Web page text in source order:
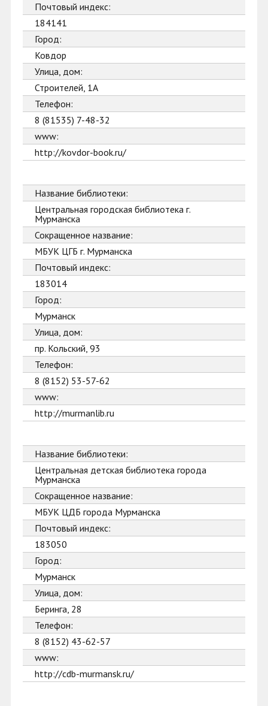
Почтовый индекс:
184141
Город:
Ковдор
Улица, дом:
Строителей, 1А
Телефон:
8 (81535) 7-48-32
www:
http://kovdor-book.ru/
Название библиотеки:
Центральная городская библиотека г.
Мурманска
Сокращенное название:
МБУК ЦГБ г. Мурманска
Почтовый индекс:
183014
Город:
Мурманск
Улица, дом:
пр. Кольский, 93
Телефон:
8 (8152) 53-57-62
www:
http://murmanlib.ru
Название библиотеки:
Центральная детская библиотека города
Мурманска
Сокращенное название:
МБУК ЦДБ города Мурманска
Почтовый индекс:
183050
Город:
Мурманск
Улица, дом:
Беринга, 28
Телефон:
8 (8152) 43-62-57
www:
http://cdb-murmansk.ru/